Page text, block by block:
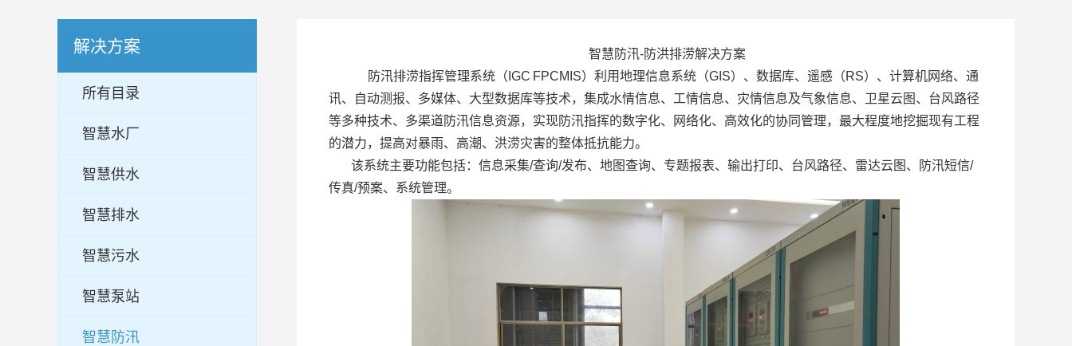
解决方案
所有目录
智慧水厂
智慧供水
智慧排水
智慧污水
智慧泵站
智慧防汛
智慧防汛-防洪排涝解决方案
防汛排涝指挥管理系统（ IGC FPCMIS）利用地理信息系统（GIS）、数据库、遥感（RS）、计算机网络、通
讯、自动测报、多媒体、大型数据库等技术，集成水情信息、工情信息、灾情信息及气象信息、卫星云图、台风路径
等多种技术、多渠道防汛信息资源，实现防汛指挥的数字化、网络化、高效化的协同管理，最大程度地挖掘现有工程
的潜力，提高对暴雨、高潮、洪涝灾害的整体抵抗能力。
该系统主要功能包括：信息采集/查询/发布、地图查询、专题报表、输出打印、台风路径、雷达云图、防汛短信/
传真/预案、系统管理。